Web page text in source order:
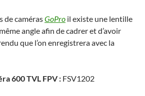
de camérasGoPro il existe une lentille
angle afin de cadrer et d’avoir
que l’on enregistrera avec la
600 TVL FPV : FSV1202